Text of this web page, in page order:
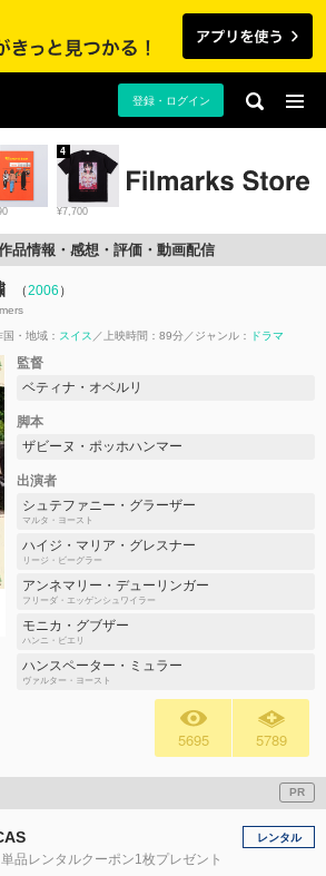
登録・ログイン
¥7,700
4
品情報・感想・評価・動画配信
（2006 ）
国・地域： スイス 上映時間：89分 ジャンル： ドラマ
監督
ベティナ・オベルリ
脚本
ザビーヌ・ポッホハンマー
出演者
シュテファニー・グラーザー
マルタ・ヨースト
ハイジ・マリア・グレスナー
リージ・ビーグラー
アンネマリー・デューリンガー
フリーダ・エッゲンシュワイラー
モニカ・グブザー
ハンニ・ビエリ
ハンスペーター・ミュラー
ヴァルター・ヨースト
5695 5789
PR
単品レンタルクーポン1枚プレゼント
レンタル